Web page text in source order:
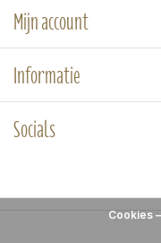
Mijn account
Informatie
Socials
Cookies